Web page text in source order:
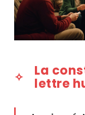
La
lettre